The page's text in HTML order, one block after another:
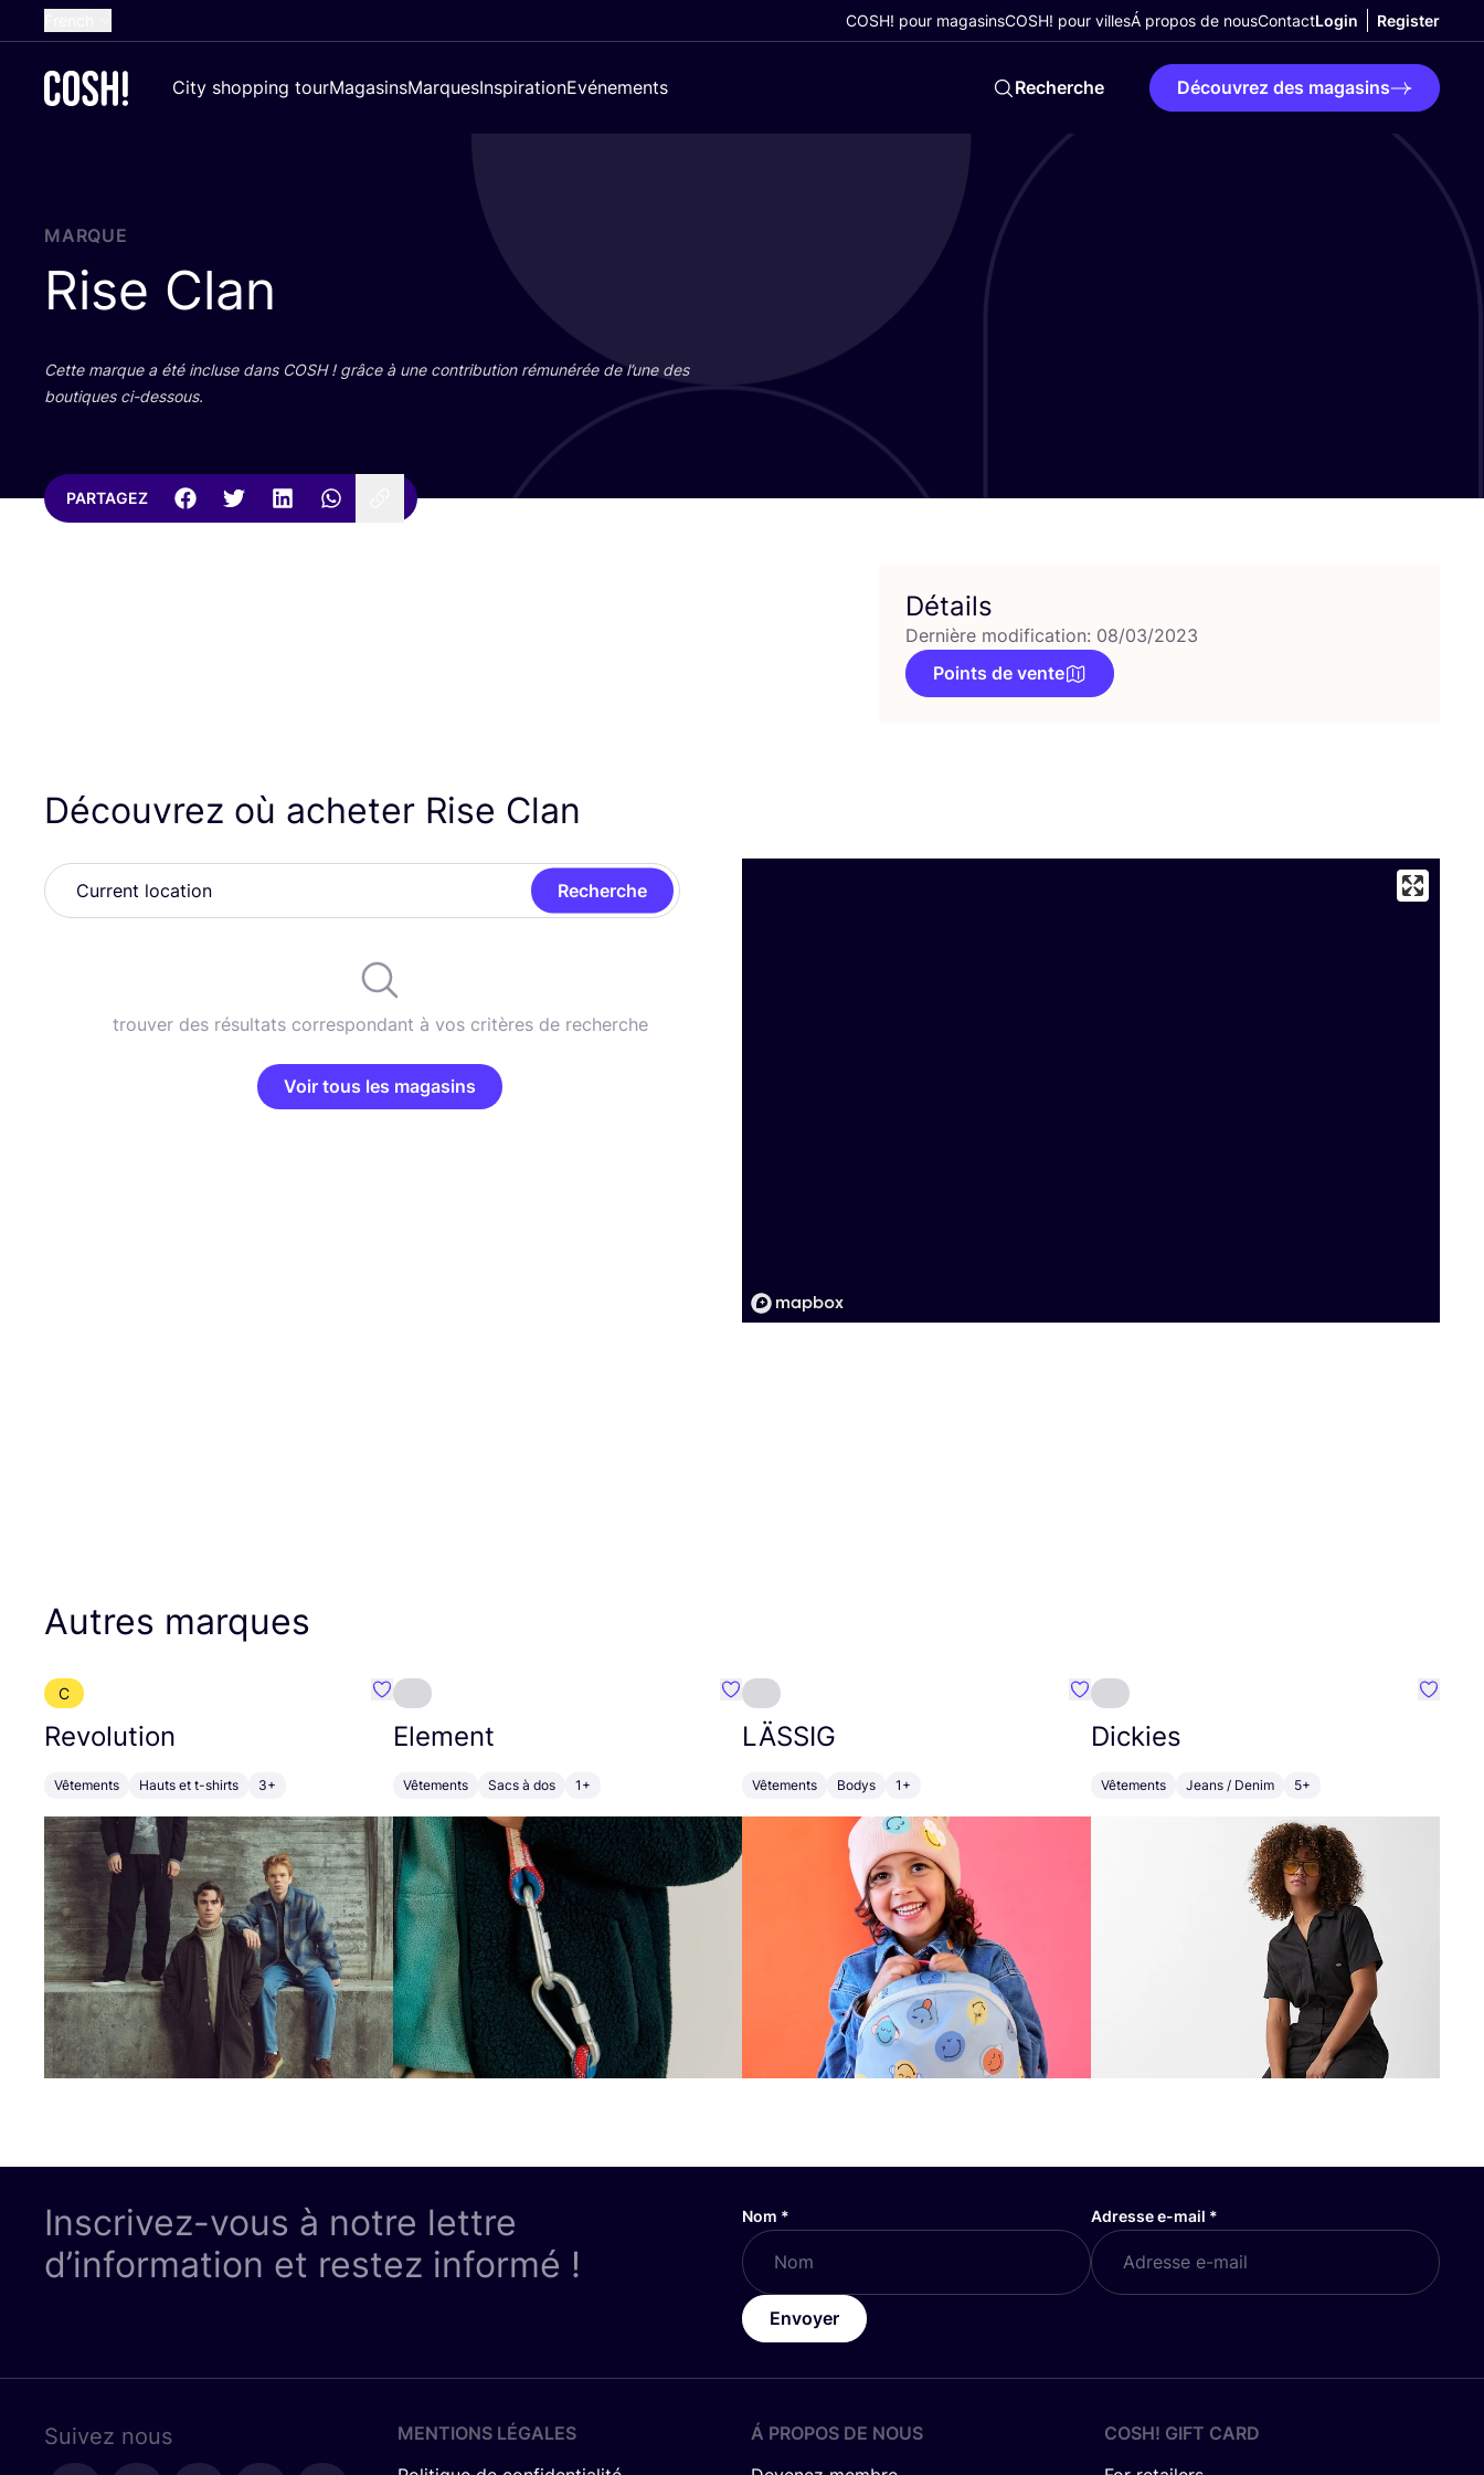
Dutch
Croatian
COSH! pour magasinsCOSH! pour villesÁ propos de nousContactLogin Register
City shopping tourMagasinsMarquesInspirationEvénements Recherche Découvrez des magasins
MARQUE
Rise Clan
Cette marque a été incluse dans COSH! grâce à une contri­bu­tion rému­né­rée de l’une des
bou­tiques ci-dessous.
PARTAGEZ
Détails
Dernière modification: 08/03/2023
Points de vente
Découvrez où acheter Rise Clan
Recherche
trouver des résultats correspondant à vos critères de recherche
Voir tous les magasins
Autres marques
C
Revolution
Vêtements Hauts et t-shirts 3+
Préféré {nom}
Element
Vêtements Sacs à dos 1+
Préféré {nom}
LÄSSIG
Vêtements Bodys 1+
Préféré {nom}
Dickies
Vêtements Jeans / Denim 5+
Inscrivez-vous à notre lettre
d’information et restez informé !
Nom * Adresse e-mail *
Envoyer
Suivez nous
MENTIONS LÉGALES
Á PROPOS DE NOUS
COSH! GIFT CARD